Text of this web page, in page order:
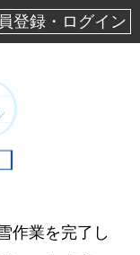
登録・ログイン
作業を完了し